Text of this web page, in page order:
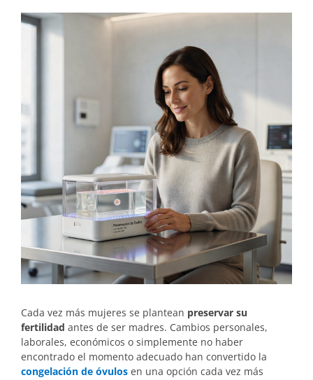
View
Larger
Cada vez más mujeres se plantean preservar su
fertilidad antes de ser madres. Cambios personales,
laborales, económicos o simplemente no haber
encontrado el momento adecuado han convertido la
congelación de óvulos en una opción cada vez más